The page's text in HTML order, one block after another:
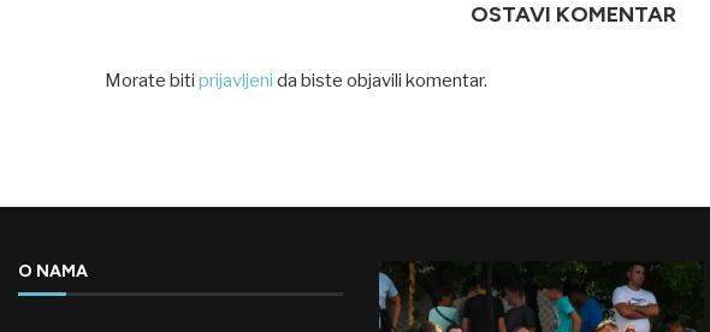
OSTAVI KOMENTAR
Morate biti prijavljeni da biste objavili komentar.
O NAMA